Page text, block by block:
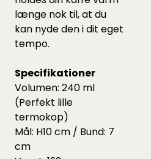
længe nok til, at du
kan nyde den i dit eget
tempo.
Specifikationer
Volumen: 240 ml
(Perfekt lille
termokop)
Mål: H10 cm / Bund: 7
cm